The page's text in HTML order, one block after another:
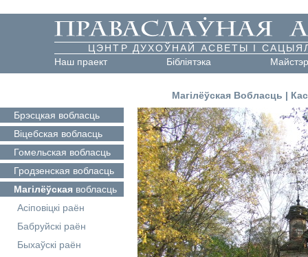
ЦЭНТР ДУХОЎНАЙ АСВЕТЫ І
Наш праект
Бібліятэка
Магілёўская Вобласць |
Брэсцкая вобласць
Віцебская вобласць
Гомельская вобласць
Гродзенская вобласць
Магілёўская вобласць
Асіповіцкі раён
Бабруйскі раён
Быхаўскі раён